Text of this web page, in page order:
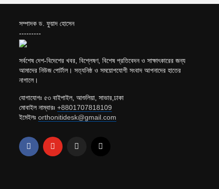
সম্পাদক ড. ফুয়াদ হোসেন
---------
সর্বশেষ দেশ-বিদেশের খবর, বিশ্লেষণ, বিশেষ প্রতিবেদন ও সাক্ষাৎকারের জন্য
আমাদের নিউজ পোর্টাল। সত্যনিষ্ঠ ও সময়োপযোগী সংবাদ আপনাদের হাতের
নাগালে।
যোগাযোগঃ ৫৩ বাইপাইল, আশুলিয়া, সাভার,ঢাকা
মোবাইল নাম্বারঃ +8801707818109
ইমেইলঃ orthonitidesk@gmail.com